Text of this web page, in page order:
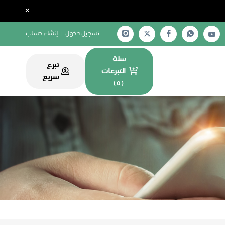
×
تسجيل دخول | إنشاء حساب
سلة
التبرعات
(
0
)
تبرع
سريع